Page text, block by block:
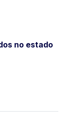
no estado